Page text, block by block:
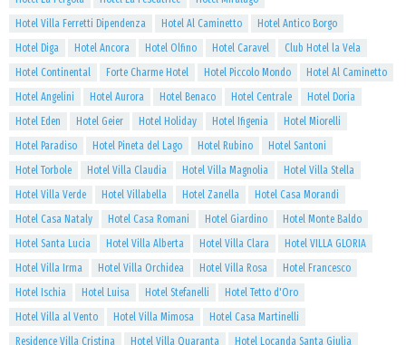
Hotel Villa Ferretti Dipendenza
Hotel Al Caminetto
Hotel Antico Borgo
Hotel Diga
Hotel Ancora Hotel Olfino Hotel Caravel
Club Hotel la Vela
Hotel Continental
Forte Charme Hotel Hotel Piccolo Mondo
Hotel Al Caminetto
Hotel Angelini
Hotel Aurora Hotel Benaco Hotel Centrale
Hotel Doria
Hotel Eden
Hotel Geier Hotel Holiday Hotel Ifigenia
Hotel Miorelli
Hotel Paradiso
Hotel Pineta del Lago Hotel Rubino
Hotel Santoni
Hotel Torbole
Hotel Villa Claudia Hotel Villa Magnolia
Hotel Villa Stella
Hotel Villa Verde
Hotel Villabella Hotel Zanella
Hotel Casa Morandi
Hotel Casa Nataly
Hotel Casa Romani Hotel Giardino
Hotel Monte Baldo
Hotel Santa Lucia
Hotel Villa Alberta Hotel Villa Clara
Hotel VILLA GLORIA
Hotel Villa Irma
Hotel Villa Orchidea Hotel Villa Rosa
Hotel Francesco
Hotel Ischia
Hotel Luisa Hotel Stefanelli
Hotel Tetto d'Oro
Hotel Villa al Vento
Hotel Villa Mimosa
Hotel Casa Martinelli
Residence Villa Cristina
Hotel Villa Quaranta
Hotel Locanda Santa Giulia